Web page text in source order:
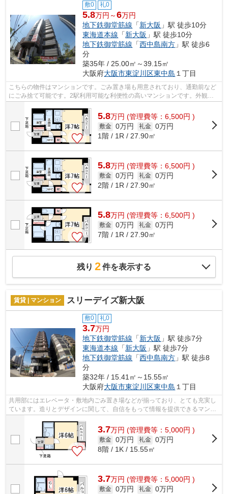
敷0 礼0
5.8万円～6万円
地下鉄御堂筋線 「新大阪 」駅 徒歩10分
東海道本線 「新大阪 」駅 徒歩10分
地下鉄御堂筋線 「西中島南方 」駅 徒歩6
分
築35年 / 25.00㎡～39.15㎡
大阪府大阪市東淀川区東中島 １丁目
こちらの物件はマンションです。ごみ置き場も用意されており、通勤前など
にごみ捨て可能です。2駅利用可能な利便性の高いマンションです。外観タ
5.8万円 (管理費等：6,500円 )
敷金 0万円 礼金 0万円
1階 / 1R / 27.90㎡
5.8万円 (管理費等：6,500円 )
敷金 0万円 礼金 0万円
2階 / 1R / 27.90㎡
5.8万円 (管理費等：6,500円 )
敷金 0万円 礼金 0万円
7階 / 1R / 27.90㎡
残り 2件を表示する
賃貸 | マンション スリーデイズ新大阪
敷0 礼0
3.7万円
地下鉄御堂筋線 「新大阪 」駅 徒歩7分
東海道本線 「新大阪 」駅 徒歩7分
地下鉄御堂筋線 「西中島南方 」駅 徒歩8
分
築32年 / 15.41㎡～15.55㎡
大阪府大阪市東淀川区東中島 １丁目
共用部にはエレベータ・敷地内ごみ置き場などが揃っており、とても充実し
ています。造りとデザインに関して、自信をもって情報を提供できるマンシ
ョンです。通風システムが整った換気...
3.7万円 (管理費等：5,000円 )
敷金 0万円 礼金 0万円
8階 / 1K / 15.55㎡
3.7万円 (管理費等：5,000円 )
敷金 0万円 礼金 0万円